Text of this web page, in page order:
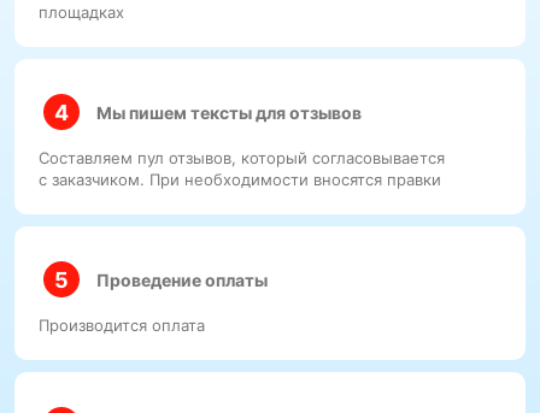
площадках
Мы пишем тексты для отзывов
Составляем пул отзывов, который согласовывается
с заказчиком. При необходимости вносятся правки
Проведение оплаты
Производится оплата